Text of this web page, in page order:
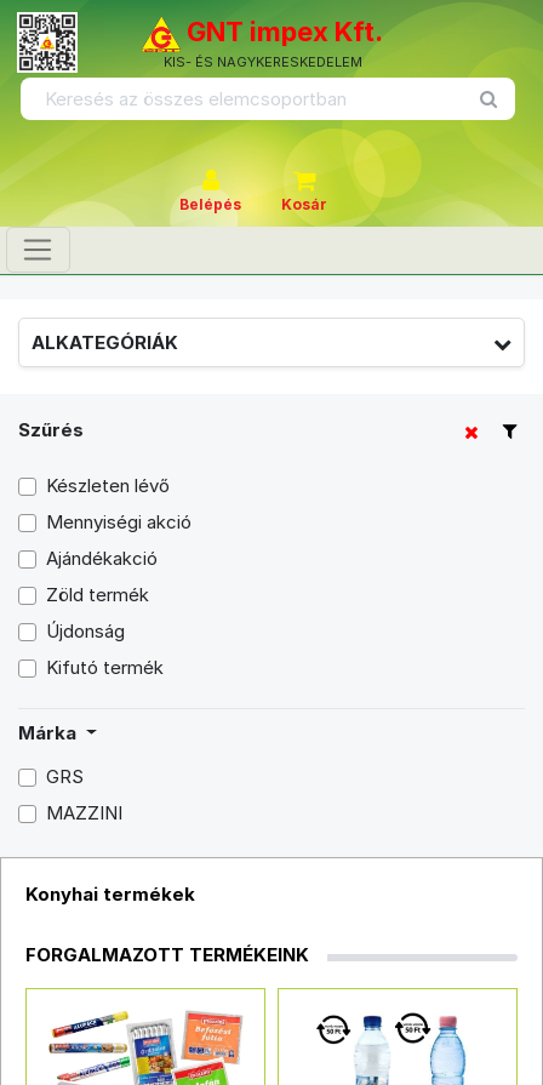
GNT impex Kft.
KIS- ÉS NAGYKERESKEDELEM
Belépés Kosár
ALKATEGÓRIÁK
Szűrés
Készleten lévő
Mennyiségi akció
Ajándékakció
Zöld termék
Újdonság
Kifutó termék
Márka
GRS
MAZZINI
Konyhai termékek
FORGALMAZOTT TERMÉKEINK